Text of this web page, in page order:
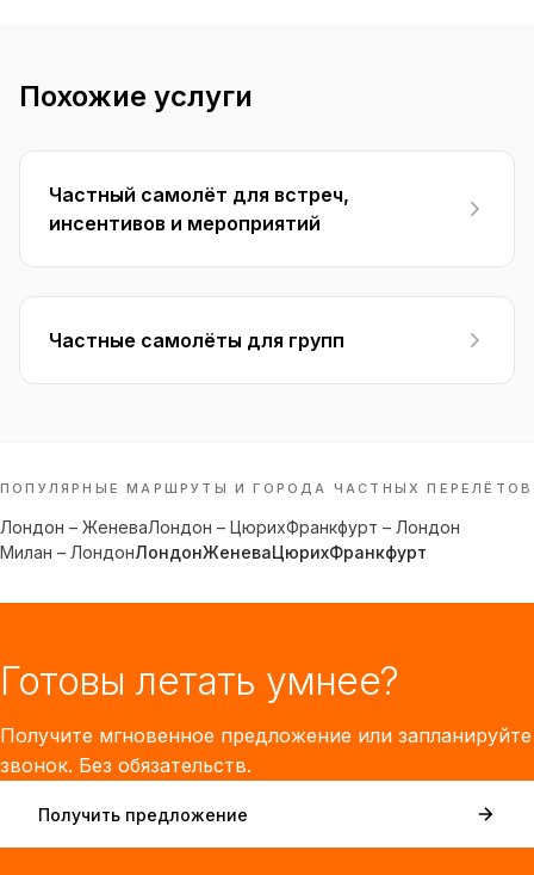
Похожие услуги
Частный самолёт для встреч,
инсентивов и мероприятий
Частные самолёты для групп
ПОПУЛЯРНЫЕ МАРШРУТЫ И ГОРОДА ЧАСТНЫХ ПЕРЕЛЁТОВ
Лондон – ЖеневаЛондон – ЦюрихФранкфурт – Лондон
Милан – ЛондонЛондонЖеневаЦюрихФранкфурт
Готовы летать умнее?
Получите мгновенное предложение или запланируйте
звонок. Без обязательств.
Получить предложение